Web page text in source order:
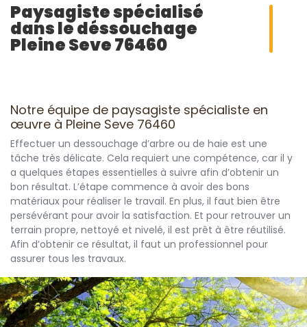
Paysagiste spécialisé
dans le déssouchage
Pleine Seve 76460
Notre équipe de paysagiste spécialiste en
œuvre à Pleine Seve 76460
Effectuer un dessouchage d’arbre ou de haie est une
tâche très délicate. Cela requiert une compétence, car il y
a quelques étapes essentielles à suivre afin d’obtenir un
bon résultat. L’étape commence à avoir des bons
matériaux pour réaliser le travail. En plus, il faut bien être
persévérant pour avoir la satisfaction. Et pour retrouver un
terrain propre, nettoyé et nivelé, il est prêt à être réutilisé.
Afin d’obtenir ce résultat, il faut un professionnel pour
assurer tous les travaux.